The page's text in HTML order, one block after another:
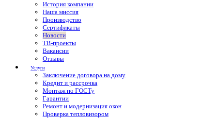
История компании
Наша миссия
Производство
Сертификаты
Новости
ТВ-проекты
Вакансии
Отзывы
Услуги
Заключение договора на дому
Кредит и рассрочка
Монтаж по ГОСТу
Гарантии
Ремонт и модернизация окон
Проверка тепловизором